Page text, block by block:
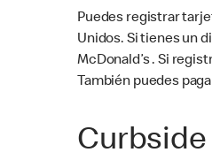
Puedes registrar
Unidos. Si tienes un
McDonald’s . Si
También puedes